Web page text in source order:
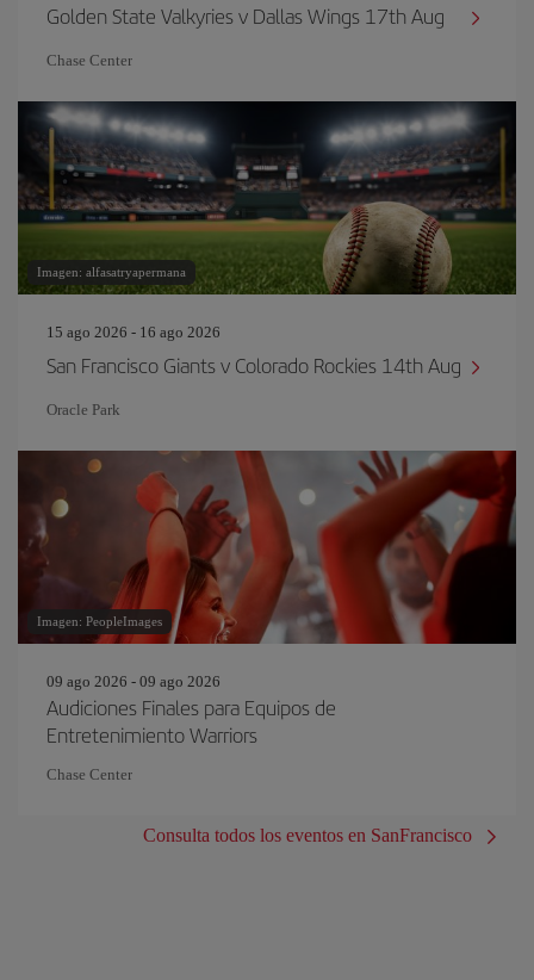
Golden State Valkyries v Dallas Wings 17th Aug
Chase Center
Imagen: alfasatryapermana
15 ago 2026 - 16 ago 2026
San Francisco Giants v Colorado Rockies 14th Aug
Oracle Park
Imagen: PeopleImages
09 ago 2026 - 09 ago 2026
Audiciones Finales para Equipos de
Entretenimiento Warriors
Chase Center
Consulta todos los eventos en SanFrancisco